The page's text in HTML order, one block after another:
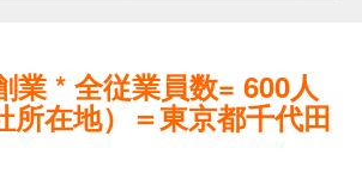
業 * 全従業員数= 600人
所在地）＝東京都千代田